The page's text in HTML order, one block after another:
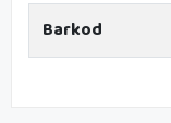
Barkod